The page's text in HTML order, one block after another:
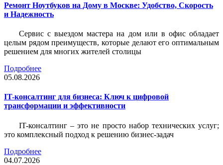
Ремонт Ноутбуков на Дому в Москве: Удобство, Скорость
и Надежность
Сервис с выездом мастера на дом или в офис обладает
целым рядом преимуществ, которые делают его оптимальным
решением для многих жителей столицы
Подробнее
05.08.2026
IT-консалтинг для бизнеса: Ключ к цифровой
трансформации и эффективности
IT-консалтинг – это не просто набор технических услуг;
это комплексный подход к решению бизнес-задач
Подробнее
04.07.2026